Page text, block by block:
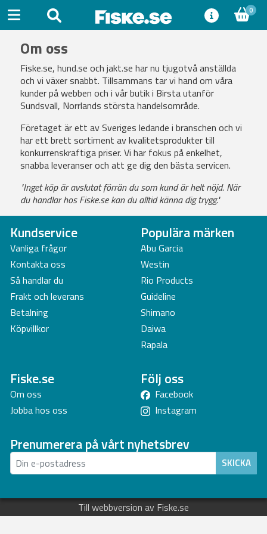
0
Om oss
Fiske.se, hund.se och jakt.se har nu tjugotvå anställda
och vi växer snabbt. Tillsammans tar vi hand om våra
kunder på webben och i vår butik i Birsta utanför
Sundsvall, Norrlands största handelsområde.
Företaget är ett av Sveriges ledande i branschen och vi
har ett brett sortiment av kvalitetsprodukter till
konkurrenskraftiga priser. Vi har fokus på enkelhet,
snabba leveranser och att ge dig den bästa servicen.
"Inget köp är avslutat förrän du som kund är helt nöjd. När
du handlar hos Fiske.se kan du alltid känna dig trygg."
Kundservice
Vanliga frågor
Kontakta oss
Så handlar du
Frakt och leverans
Betalning
Köpvillkor
Populära märken
Abu Garcia
Westin
Rio Products
Guideline
Shimano
Daiwa
Rapala
Fiske.se
Om oss
Jobba hos oss
Följ oss
Facebook
Instagram
Prenumerera på vårt nyhetsbrev
SKICKA
Till webbversion av Fiske.se